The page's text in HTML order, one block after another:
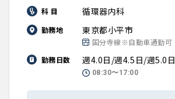
科 目 循環器内科
勤務地 東京都小平市
国分寺線※自動車通勤可
勤務日数
週4.0日/週4.5日/週5.0日
08:30〜17:00